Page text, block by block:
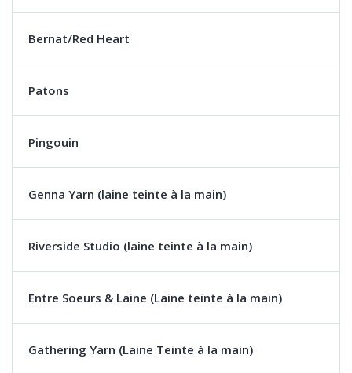
Bernat/Red Heart
Patons
Pingouin
Genna Yarn (laine teinte à la main)
Riverside Studio (laine teinte à la main)
Entre Soeurs & Laine (Laine teinte à la main)
Gathering Yarn (Laine Teinte à la main)